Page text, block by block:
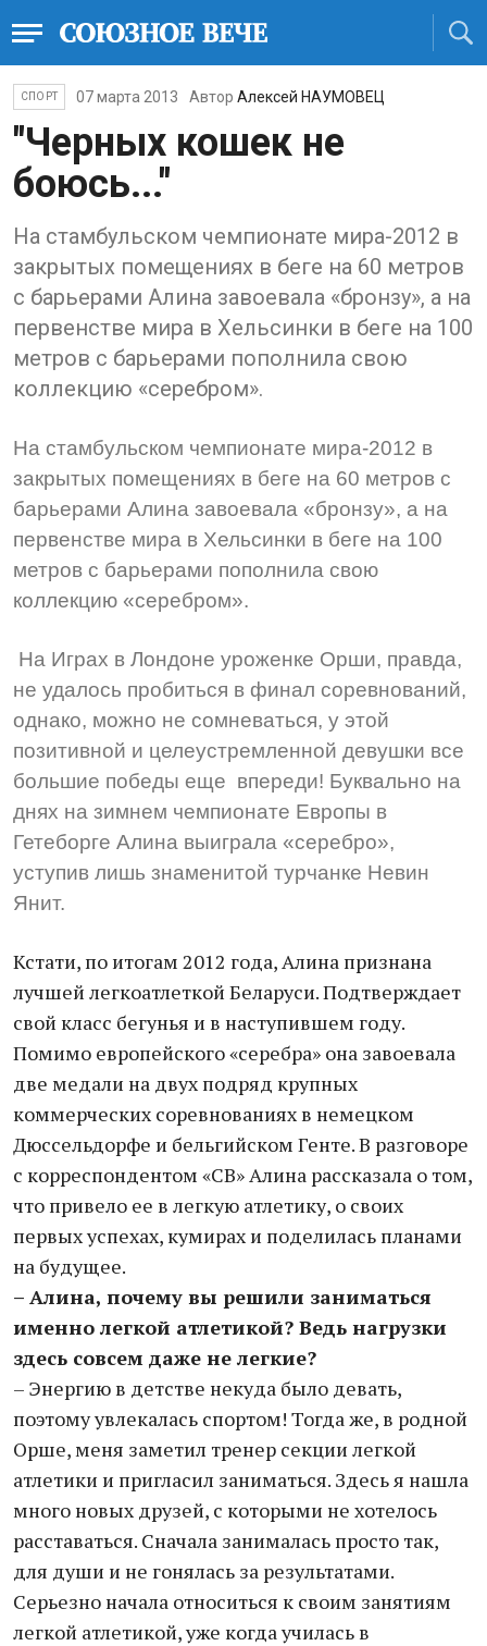
СПОРТ 07 марта 2013 Автор Алексей НАУМОВЕЦ
"Черных кошек не
боюсь..."
На стамбульском чемпионате мира-2012 в
закрытых помещениях в беге на 60 метров
с барьерами Алина завоевала «бронзу», а на
первенстве мира в Хельсинки в беге на 100
метров с барьерами пополнила свою
коллекцию «серебром».
На стамбульском чемпионате мира-2012 в
закрытых помещениях в беге на 60 метров с
барьерами Алина завоевала «бронзу», а на
первенстве мира в Хельсинки в беге на 100
метров с барьерами пополнила свою
коллекцию «серебром».
На Играх в Лондоне уроженке Орши, правда,
не удалось пробиться в финал соревнований,
однако, можно не сомневаться, у этой
позитивной и целеустремленной девушки все
большие победы еще впереди! Буквально на
днях на зимнем чемпионате Европы в
Гетеборге Алина выиграла «серебро»,
уступив лишь знаменитой турчанке Невин
Янит.
Кстати, по итогам 2012 года, Алина признана
лучшей легкоатлеткой Беларуси. Подтверждает
свой класс бегунья и в наступившем году.
Помимо европейского «серебра» она завоевала
две медали на двух подряд крупных
коммерческих соревнованиях в немецком
Дюссельдорфе и бельгийском Генте. В разговоре
с корреспондентом «СВ» Алина рассказала о том,
что привело ее в легкую атлетику, о своих
первых успехах, кумирах и поделилась планами
на будущее.
– Алина, почему вы решили заниматься
именно легкой атлетикой? Ведь нагрузки
здесь совсем даже не легкие?
– Энергию в детстве некуда было девать,
поэтому увлекалась спортом! Тогда же, в родной
Орше, меня заметил тренер секции легкой
атлетики и пригласил заниматься. Здесь я нашла
много новых друзей, с которыми не хотелось
расставаться. Сначала занималась просто так,
для души и не гонялась за результатами.
Серьезно начала относиться к своим занятиям
легкой атлетикой, уже когда училась в